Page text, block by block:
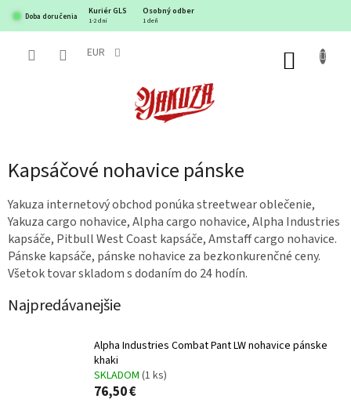
obsah
Doba doručenia
Kuriér GLS Osobný odber
1-2 dni 1 deň
EUR
Kapsáčové nohavice pánske
Yakuza internetový obchod ponúka streetwear oblečenie,
Yakuza cargo nohavice, Alpha cargo nohavice, Alpha Industries
kapsáče, Pitbull West Coast kapsáče, Amstaff cargo nohavice.
Pánske kapsáče, pánske nohavice za bezkonkurenčné ceny.
Všetok tovar skladom s dodaním do 24 hodín.
Najpredávanejšie
Alpha Industries Combat Pant LW nohavice pánske
khaki
SKLADOM (1 ks)
76,50 €